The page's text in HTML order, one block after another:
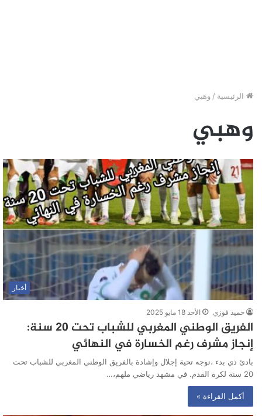
الرئيسية / وهبي
وهبي
أخبار
حميد فوزي الأحد 18 مايو 2025
الفريق الوطني المغربي للشباب تحت 20 سنة:
إنجاز مشرف رغم الخسارة في النهائي
بادئ ذي بدء ،نوجه تحية إجلال وإشادة بالفريق الوطني المغربي للشباب تحت
20 سنة لكرة القدم. في مشهد رياضي ملهم،…
أكمل القراءة »